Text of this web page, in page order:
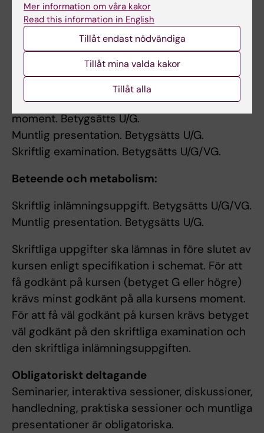
Examination
Försöksdjursvetenskap:
Godkänt resultat på självbedömningen i det
webbaserade lärandet
Students prestation och attityd i praktiska
moment. Betygsätts U/G.
Muntlig presentation. Betygsätts U/G.
Skriftlig examination. Betygsätts U/G/VG.
Beteende och metabolism:
Skriftlig inlämningsuppgift. Betygsätts U/G/VG.
Muntlig presentation. Betygsätts U/G.
Skriftliga uppgifter ska lämnas in före slutet av
kursen enligt specifikation i schemat. För att
få godkänt på kursen (betyget G eller högre)
krävs minst godkänt på alla kursens moment.
För att få väl godkänt på kursen krävs betyget
väl godkänt på den skriftliga examination och
den skriftliga inlämningsuppgiften.
Obligatoriskt deltagande
Seminarier, interaktiva sessioner, diskussioner,
handledning, praktiska sessioner och muntliga
presentationer är obligatoriska.
Mer information om våra kakor
Read this information in English
Tillåt endast nödvändiga
Tillåt mina valda kakor
Tillåt alla